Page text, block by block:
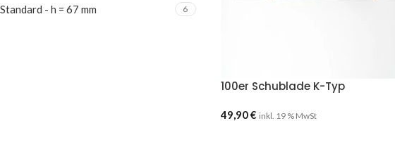
Standard - h = 67 mm 6
100er Schublade K-Typ
49,90€ inkl. 19 % MwSt